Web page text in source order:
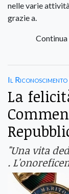
nelle varie
grazie a.
Continua
Il Riconoscimento
La
"Una vita
.